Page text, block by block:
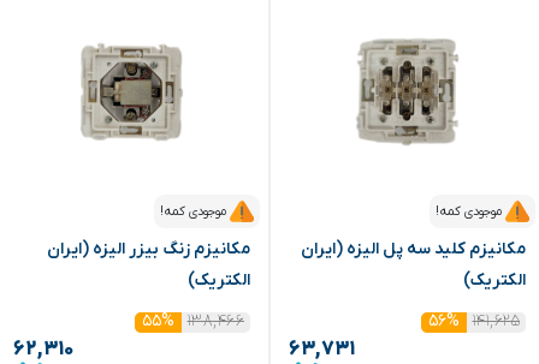
موجودی کمه!
مکانیزم کلید سه پل الیزه (ایران
الکتریک)
۱۴۱,۶۲۵
۵۶%
۶۳,۷۳۱
موجودی کمه!
مکانیزم زنگ بیزر الیزه (ایران
الکتریک)
۱۳۸,۴۶۶
۵۵%
۶۲,۳۱۰